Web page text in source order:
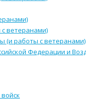
ветеранами)
(и работы с ветеранами)
Федерации и